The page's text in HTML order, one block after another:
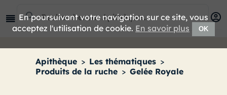
Apithèque > Les thématiques >
Produits de la ruche > Gelée Royale
En poursuivant votre navigation sur ce site, vous
acceptez l'utilisation de cookie. En savoir plus OK